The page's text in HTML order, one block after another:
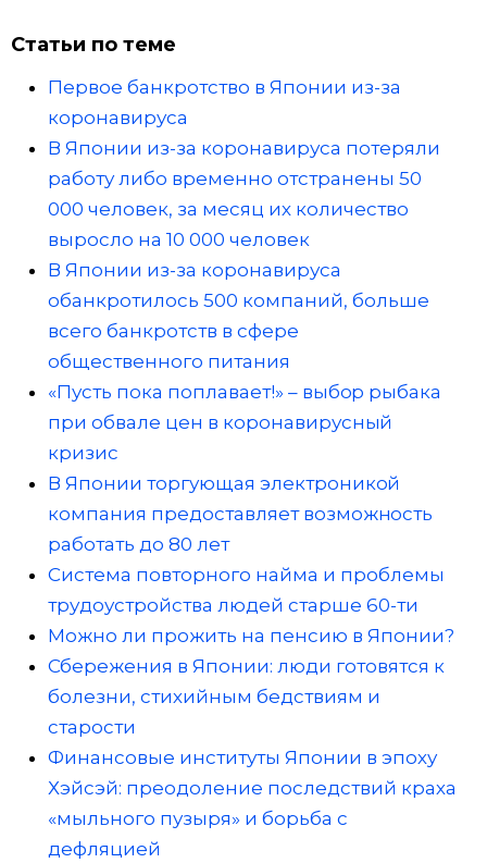
Статьи по теме
Первое банкротство в Японии из-за
коронавируса
В Японии из-за коронавируса потеряли
работу либо временно отстранены 50
000 человек, за месяц их количество
выросло на 10 000 человек
В Японии из-за коронавируса
обанкротилось 500 компаний, больше
всего банкротств в сфере
общественного питания
«Пусть пока поплавает!» – выбор рыбака
при обвале цен в коронавирусный
кризис
В Японии торгующая электроникой
компания предоставляет возможность
работать до 80 лет
Система повторного найма и проблемы
трудоустройства людей старше 60-ти
Можно ли прожить на пенсию в Японии?
Сбережения в Японии: люди готовятся к
болезни, стихийным бедствиям и
старости
Финансовые институты Японии в эпоху
Хэйсэй: преодоление последствий краха
«мыльного пузыря» и борьба с
дефляцией